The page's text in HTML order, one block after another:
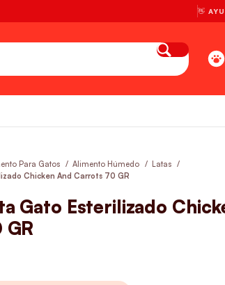
👋
Para Gatos Alimento Húmedo
Latas
Chicken And Carrots 70 GR
Gato Esterilizado